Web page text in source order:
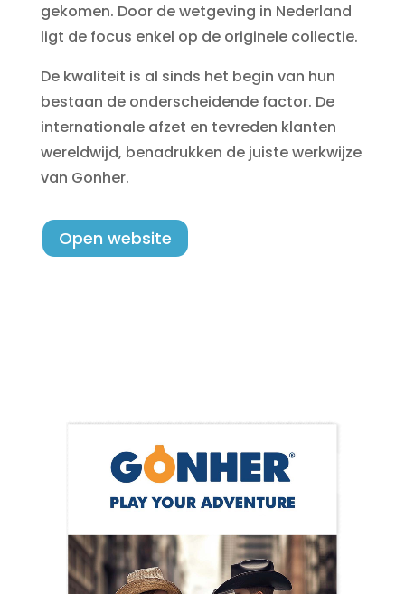
gekomen. Door de wetgeving in Nederland
ligt de focus enkel op de originele collectie.
De kwaliteit is al sinds het begin van hun
bestaan de onderscheidende factor. De
internationale afzet en tevreden klanten
wereldwijd, benadrukken de juiste werkwijze
van Gonher.
Open website